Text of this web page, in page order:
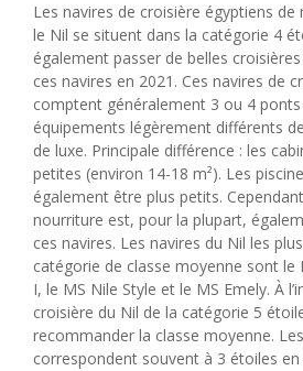
Les navires de croisière égyptiens
le Nil se situent dans la catégorie 4
également passer de belles
ces navires en 2021. Ces navires de
comptent généralement 3 ou 4
équipements légèrement différents
de luxe. Principale différence : les
petites (environ 14-18 m²). Les
également être plus petits.
nourriture est, pour la plupart,
ces navires. Les navires du Nil les
catégorie de classe moyenne sont le
I, le MS Nile Style et le MS Emely. À
croisière du Nil de la catégorie 5
recommander la classe moyenne.
correspondent souvent à 3 étoiles en